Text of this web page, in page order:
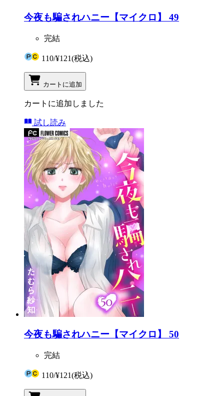
今夜も騙されハニー【マイクロ】 49
完結
110/¥121(税込)
カートに追加
カートに追加しました
試し読み
今夜も騙されハニー【マイクロ】 50
完結
110/¥121(税込)